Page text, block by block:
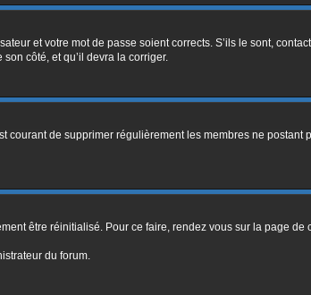
et votre mot de passe soient corrects. S’ils le sont,
côté, et qu’il devra la corriger.
courant de supprimer régulièrement les membres ne
être réinitialisé. Pour ce faire, rendez vous sur la page
du forum.